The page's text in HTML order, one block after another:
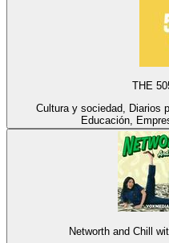
THE
Cultura y sociedad, Diarios
Educación,
Networth and Chill